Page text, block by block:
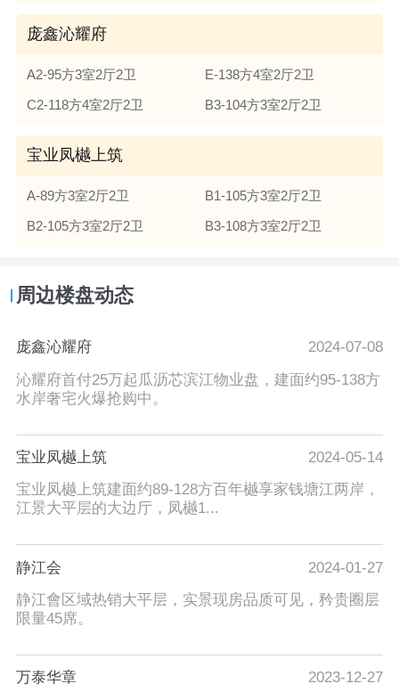
庞鑫沁耀府
A2-95方3室2厅2卫
E-138方4室2厅2卫
C2-118方4室2厅2卫
B3-104方3室2厅2卫
宝业凤樾上筑
A-89方3室2厅2卫
B1-105方3室2厅2卫
B2-105方3室2厅2卫
B3-108方3室2厅2卫
周边楼盘动态
庞鑫沁耀府
2024-07-08
沁耀府首付25万起瓜沥芯滨江物业盘，建面约95-138方
水岸奢宅火爆抢购中。
宝业凤樾上筑
2024-05-14
宝业凤樾上筑建面约89-128方百年樾享家钱塘江两岸，
江景大平层的大边厅，凤樾1...
静江会
2024-01-27
静江會区域热销大平层，实景现房品质可见，矜贵圈层
限量45席。
万泰华章
2023-12-27